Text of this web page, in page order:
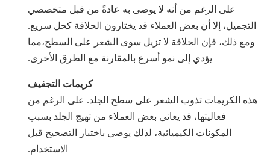
على الرغم من أنه لا يوصى به عادةً من قبل متخصصي
إلا أن بعض العملاء قد يختارون الحلاقة كحل سريع.
ذلك، فإن الحلاقة لا تزيل سوى الشعر على السطح،مما
يؤدي إلى نمو أسرع بالمقارنة مع الطرق الأخرى.
كريمات التجفيف
الكريمات تذوب الشعر على سطح الجلد. على الرغم من
فعاليتها، قد يعاني بعض العملاء من تهيج الجلد بسبب
المكونات الكيميائية، لذلك يوصى باختبار التصحيح قبل
الاستخدام.